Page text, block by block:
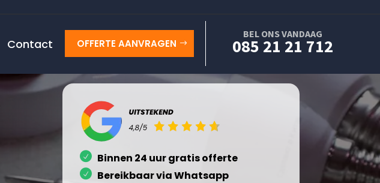
Contact OFFERTE AANVRAGEN
BEL ONS VANDAAG
085 21 21 712
Binnen 24 uur gratis offerte
Bereikbaar via Whatsapp